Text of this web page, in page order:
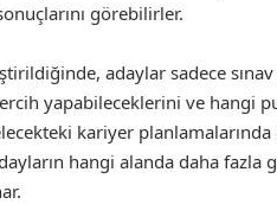
görebilirler.
adaylar sadece
yapabileceklerini ve hangi
kariyer
hangi alanda daha